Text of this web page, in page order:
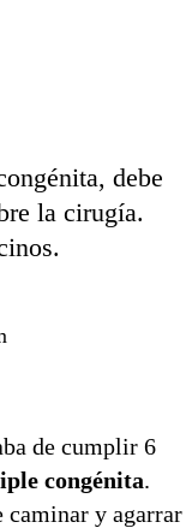
debe
la cirugía.
de cumplir 6
congénita.
caminar y agarrar